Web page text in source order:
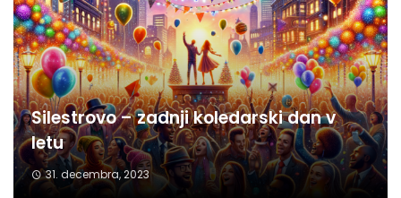
Silestrovo – zadnji koledarski dan v
letu
31. decembra, 2023